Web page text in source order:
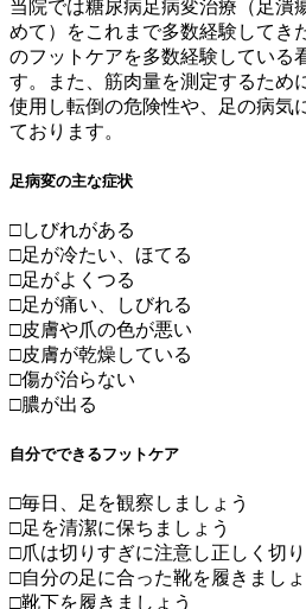
当院では糖尿病足病変治療（足潰
めて）をこれまで多数経験してき
のフットケアを多数経験している
す。また、筋肉量を測定するため
使用し転倒の危険性や、足の病気
ております。
足病変の主な症状
□しびれがある
□足が冷たい、ほてる
□足がよくつる
□足が痛い、しびれる
□皮膚や爪の色が悪い
□皮膚が乾燥している
□傷が治らない
□膿が出る
自分でできるフットケア
□毎日、足を観察しましょう
□足を清潔に保ちましょう
□爪は切りすぎに注意し正しく切
□自分の足に合った靴を履きましょ
□靴下を履きましょう